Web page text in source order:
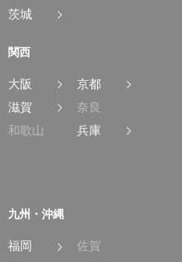
茨城
関西
大阪
京都
滋賀
奈良
和歌山
兵庫
九州・沖縄
福岡
佐賀